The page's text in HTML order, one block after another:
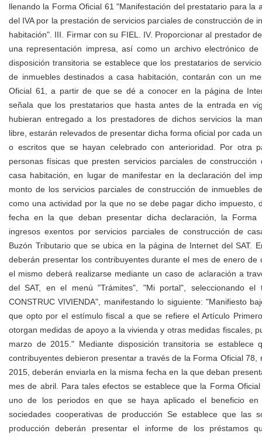
llenando la Forma Oficial 61 "Manifestación del prestatario para la
del IVA por la prestación de servicios parciales de construcción de
habitación". III. Firmar con su FIEL. IV. Proporcionar al prestador
una representación impresa, así como un archivo electrónico de
disposición transitoria se establece que los prestatarios de
de inmuebles destinados a casa habitación, contarán con un
Oficial 61, a partir de que se dé a conocer en la página de
señala que los prestatarios que hasta antes de la entrada en
hubieran entregado a los prestadores de dichos servicios la
libre, estarán relevados de presentar dicha forma oficial por cada
o escritos que se hayan celebrado con anterioridad. Por otra
personas físicas que presten servicios parciales de construcción
casa habitación, en lugar de manifestar en la declaración del
monto de los servicios parciales de construcción de inmuebles
como una actividad por la que no se debe pagar dicho impuesto,
fecha en la que deban presentar dicha declaración, la Forma
ingresos exentos por servicios parciales de construcción de
Buzón Tributario que se ubica en la página de Internet del SAT.
deberán presentar los contribuyentes durante el mes de enero de
el mismo deberá realizarse mediante un caso de aclaración a
del SAT, en el menú "Trámites", "Mi portal", seleccionando el
CONSTRUC VIVIENDA", manifestando lo siguiente: "Manifiesto
que opto por el estímulo fiscal a que se refiere el Artículo
otorgan medidas de apoyo a la vivienda y otras medidas fiscales,
marzo de 2015." Mediante disposición transitoria se establece
contribuyentes debieron presentar a través de la Forma Oficial 78,
2015, deberán enviarla en la misma fecha en la que deban
mes de abril. Para tales efectos se establece que la Forma
uno de los periodos en que se haya aplicado el beneficio en
sociedades cooperativas de producción Se establece que las
producción deberán presentar el informe de los préstamos